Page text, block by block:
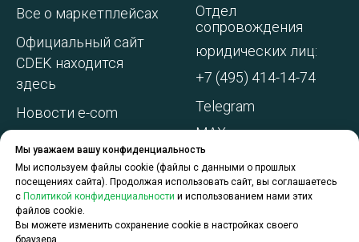
Мы уважаем вашу конфиденциальность
Мы используем файлы cookie (файлы с данными о прошлых
посещениях сайта). Продолжая использовать сайт, вы соглашаетесь
с Политикой конфиденциальности и использованием нами этих
файлов cookie.
Вы можете изменить сохранение cookie в настройках своего
Все о маркетплейсах
Официальный сайт
CDEK находится
здесь
Новости e-com
Акции и
спецпредложения
О компании
Отдел
сопровождения
юридических лиц:
+7 (495) 414-14-74
Telegram
MAX